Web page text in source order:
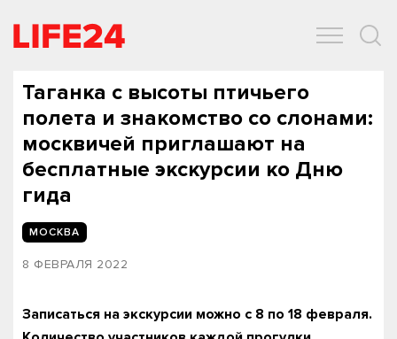
Таганка с высоты птичьего
полета и знакомство со слонами:
москвичей приглашают на
бесплатные экскурсии ко Дню
гида
МОСКВА
8 ФЕВРАЛЯ 2022
Записаться на экскурсии можно с 8 по 18 февраля.